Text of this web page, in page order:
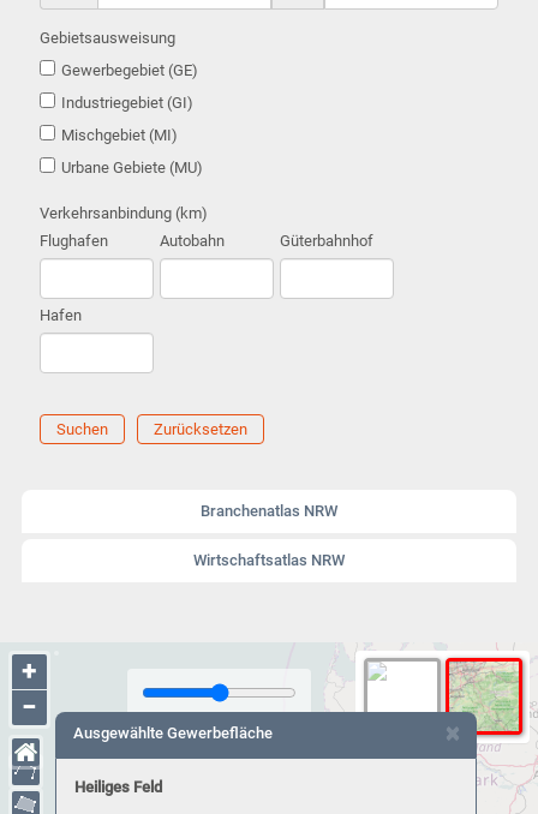
Gebietsausweisung
Gewerbegebiet (GE)
Industriegebiet (GI)
Mischgebiet (MI)
Urbane Gebiete (MU)
Verkehrsanbindung (km)
Flughafen
Autobahn Güterbahnhof
Hafen
Suchen Zurücksetzen
Branchenatlas NRW
Wirtschaftsatlas NRW
+
−
×
Ausgewählte Gewerbefläche
Heiliges Feld